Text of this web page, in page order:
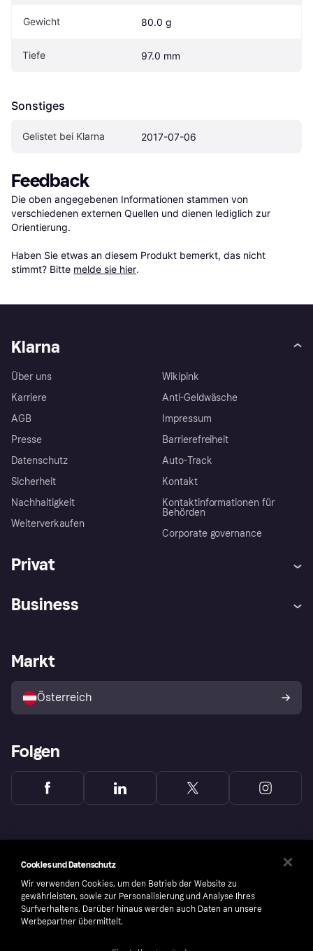
Gewicht 80.0 g
Tiefe 97.0 mm
Sonstiges
Gelistet bei Klarna 2017-07-06
Feedback
Die oben angegebenen Informationen stammen von
verschiedenen externen Quellen und dienen lediglich zur
Orientierung.
Haben Sie etwas an diesem Produkt bemerkt, das nicht
stimmt? Bitte melde sie hier.
Klarna
Über uns
Karriere
AGB
Presse
Datenschutz
Sicherheit
Nachhaltigkeit
Weiterverkaufen
Wikipink
Anti-Geldwäsche
Impressum
Barrierefreiheit
Auto-Track
Kontakt
Kontaktinformationen für
Behörden
Corporate governance
Privat
Shops entdecken
Business
Händlerportal
Markt
Österreich
Folgen
Cookies und Datenschutz
Wir verwenden Cookies, um den Betrieb der Website zu
gewährleisten, sowie zur Personalisierung und Analyse Ihres
Surfverhaltens. Darüber hinaus werden auch Daten an unsere
Werbepartner übermittelt.